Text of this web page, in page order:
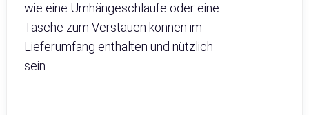
wie eine Umhängeschlaufe oder eine
Tasche zum Verstauen können im
Lieferumfang enthalten und nützlich
sein.